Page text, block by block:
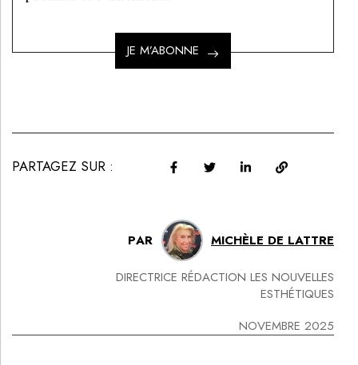
JE M’ABONNE
PARTAGEZ SUR :
PAR MICHÈLE DE LATTRE
DIRECTRICE RÉDACTION LES NOUVELLES
ESTHÉTIQUES
NOVEMBRE 2025